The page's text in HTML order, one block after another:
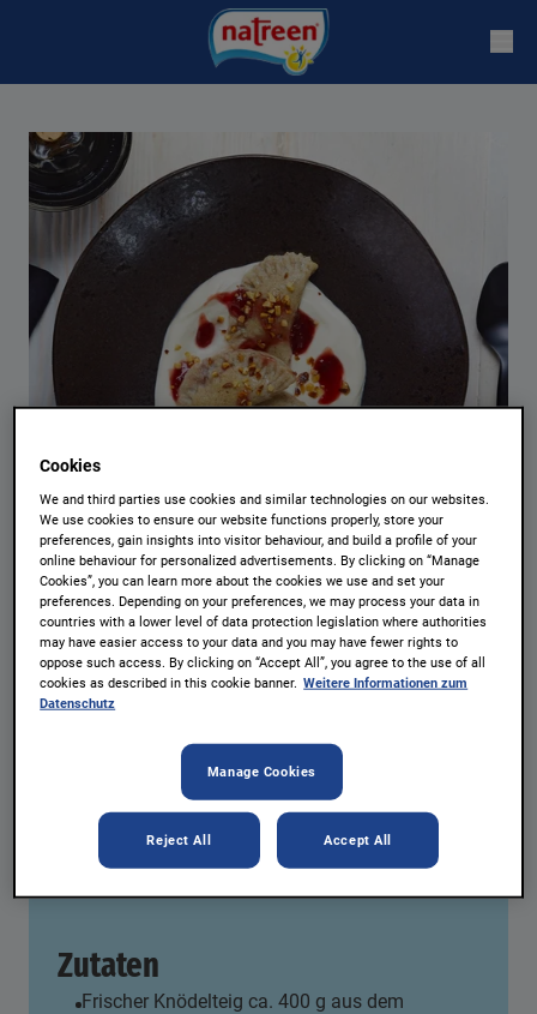
Buchweizen-Ravioli gefüllt mit
Erdbeerkonfitüre und
Sauerrahm
4 Personen
Natreen® Erdbeerkonfitüre
REZEPT AUSDRUCKEN
Zutaten
Frischer Knödelteig ca. 400 g aus dem
Cookies
We and third parties use cookies and similar technologies on our websites.
We use cookies to ensure our website functions properly, store your
preferences, gain insights into visitor behaviour, and build a profile of your
online behaviour for personalized advertisements. By clicking on “Manage
Cookies”, you can learn more about the cookies we use and set your
preferences. Depending on your preferences, we may process your data in
countries with a lower level of data protection legislation where authorities
may have easier access to your data and you may have fewer rights to
oppose such access. By clicking on “Accept All”, you agree to the use of all
cookies as described in this cookie banner. Weitere Informationen zum
Datenschutz
Manage Cookies
Reject All Accept All